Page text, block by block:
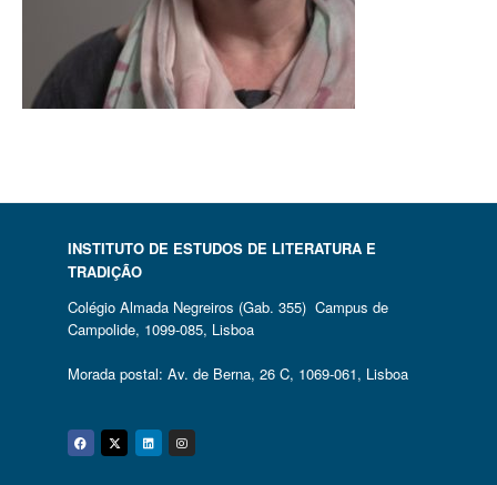
INSTITUTO DE ESTUDOS DE LITERATURA E
TRADIÇÃO
Colégio Almada Negreiros (Gab. 355) Campus de
Campolide, 1099-085, Lisboa
Morada postal: Av. de Berna, 26 C, 1069-061, Lisboa
Facebook
Twitter
Linkedin
Instagram